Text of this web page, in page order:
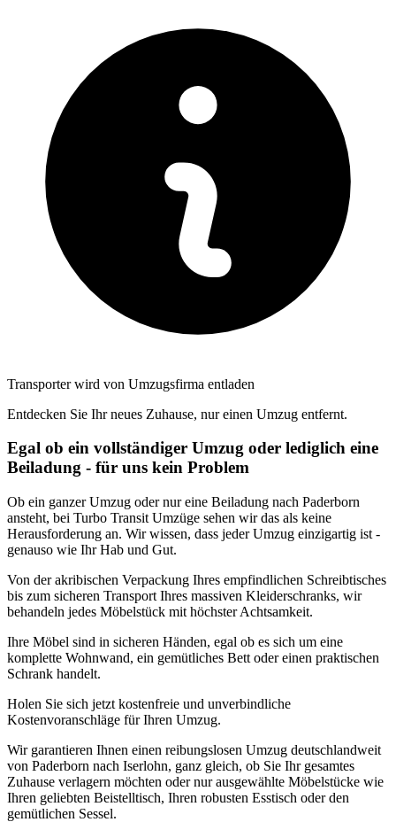
Transporter wird von Umzugsfirma entladen
Entdecken Sie Ihr neues Zuhause, nur einen Umzug entfernt.
Egal ob ein vollständiger Umzug oder lediglich eine
Beiladung - für uns kein Problem
Ob ein ganzer Umzug oder nur eine Beiladung nach Paderborn
ansteht, bei Turbo Transit Umzüge sehen wir das als keine
Herausforderung an. Wir wissen, dass jeder Umzug einzigartig ist -
genauso wie Ihr Hab und Gut.
Von der akribischen Verpackung Ihres empfindlichen Schreibtisches
bis zum sicheren Transport Ihres massiven Kleiderschranks, wir
behandeln jedes Möbelstück mit höchster Achtsamkeit.
Ihre Möbel sind in sicheren Händen, egal ob es sich um eine
komplette Wohnwand, ein gemütliches Bett oder einen praktischen
Schrank handelt.
Holen Sie sich jetzt kostenfreie und unverbindliche
Kostenvoranschläge für Ihren Umzug.
Wir garantieren Ihnen einen reibungslosen Umzug deutschlandweit
von Paderborn nach Iserlohn, ganz gleich, ob Sie Ihr gesamtes
Zuhause verlagern möchten oder nur ausgewählte Möbelstücke wie
Ihren geliebten Beistelltisch, Ihren robusten Esstisch oder den
gemütlichen Sessel.